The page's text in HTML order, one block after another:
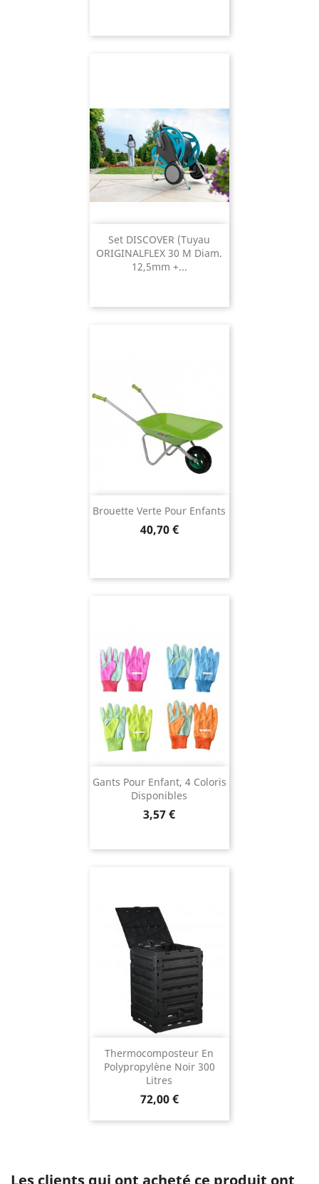
Set DISCOVER (tuyau
ORIGINALFLEX 30 M Diam.
12,5mm +...
Brouette Verte Pour Enfants
Prix
40,70 €
Gants Pour Enfant, 4 Coloris
Disponibles
Prix
3,57 €
Thermocomposteur En
Polypropylène Noir 300
Litres
Prix
72,00 €
Les clients qui ont acheté ce produit ont